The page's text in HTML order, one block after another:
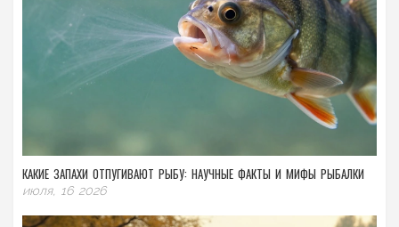
КАКИЕ ЗАПАХИ ОТПУГИВАЮТ РЫБУ: НАУЧНЫЕ ФАКТЫ И МИФЫ РЫБАЛКИ
июля, 16 2026